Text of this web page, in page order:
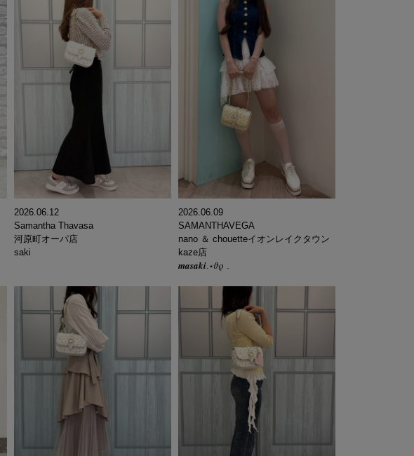
2026.06.12
Samantha Thavasa
河原町オーパ店
saki
2026.06.09
SAMANTHAVEGA
nano ＆ chouetteイオンレイクタウン
kaze店
𝒎𝒂𝒔𝒂𝒌𝒊.⋆𝜗𝜚 .